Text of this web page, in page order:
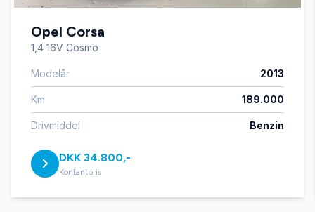
Læderrat
Parkeringssensor bagved
Parkeringssensor foran
Sædevarme
Opel Corsa
1,4 16V Cosmo
Modelår 2013
Km 189.000
Drivmiddel Benzin
DKK 34.800,-
Kontantpris